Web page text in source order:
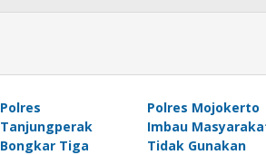
Polres
Tanjungperak
Bongkar Tiga
Polres Mojokerto
Imbau
Tidak Gunakan